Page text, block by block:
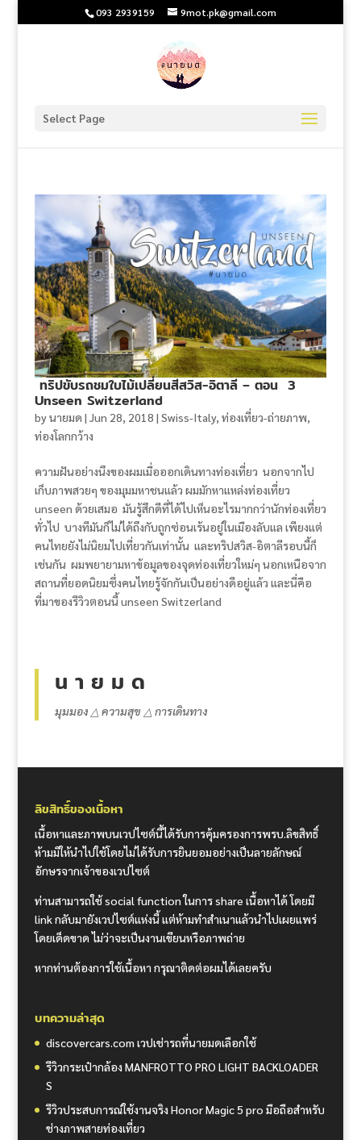
093 2939159 9mot.pk@gmail.com
Select Page
ทริปขับรถชมใบไม้เปลี่ยนสีสวิส-อิตาลี – ตอน 3
Unseen Switzerland
byนายมด | Jun 28, 2018 | Swiss-Italy, ท่องเที่ยว-ถ่ายภาพ,
ท่องโลกกว้าง
ความฝันอย่างนึงของผมเมื่อออกเดินทางท่องเที่ยว นอกจากไป
เก็บภาพสวยๆ ของมุมมหาชนแล้ว ผมมักหาแหล่งท่องเที่ยว
unseen ด้วยเสมอ มันรู้สึกดีที่ได้ไปเห็นอะไรมากกว่านักท่องเที่ยว
ทั่วไป บางทีมันก็ไม่ได้ถึงกับถูกซ่อนเร้นอยู่ในเมืองลับแล เพียงแต่
คนไทยยังไม่นิยมไปเที่ยวกันเท่านั้น และทริปสวิส-อิตาลีรอบนี้ก็
เช่นกัน ผมพยายามหาข้อมูลของจุดท่องเที่ยวใหม่ๆ นอกเหนือจาก
สถานที่ยอดนิยมซึ่งคนไทยรู้จักกันเป็นอย่างดีอยู่แล้ว และนี่คือ
ที่มาของรีวิวตอนนี้ unseen Switzerland
น า ย ม ด
มุมมอง △ ความสุข △ การเดินทาง
ลิขสิทธิ์ของเนื้อหา
เนื้อหาและภาพบนเวปไซต์นี้ได้รับการคุ้มครองการพรบ.ลิขสิทธิ์
ห้ามมิให้นำไปใช้โดยไม่ได้รับการยินยอมอย่างเป็นลายลักษณ์
อักษรจากเจ้าของเวปไซต์
ท่านสามารถใช้ social function ในการ share เนื้อหาได้ โดยมี
link กลับมายังเวปไซต์แห่งนี้ แต่ห้ามทำสำเนาแล้วนำไปเผยแพร่
โดยเด็ดขาด ไม่ว่าจะเป็นงานเขียนหรือภาพถ่าย
หากท่านต้องการใช้เนื้อหา กรุณาติดต่อผมได้เลยครับ
บทความล่าสุด
discovercars.com เวปเช่ารถที่นายมดเลือกใช้
รีวิวกระเป๋ากล้อง MANFROTTO PRO LIGHT BACKLOADER
S
รีวิวประสบการณ์ใช้งานจริง Honor Magic 5 pro มือถือสำหรับ
ช่างภาพสายท่องเที่ยว